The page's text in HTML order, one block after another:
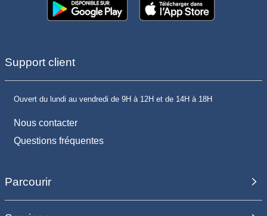
Support client
Ouvert du lundi au vendredi de 9H à 12H et de 14H à 18H
Nous contacter
Questions fréquentes
Parcourir